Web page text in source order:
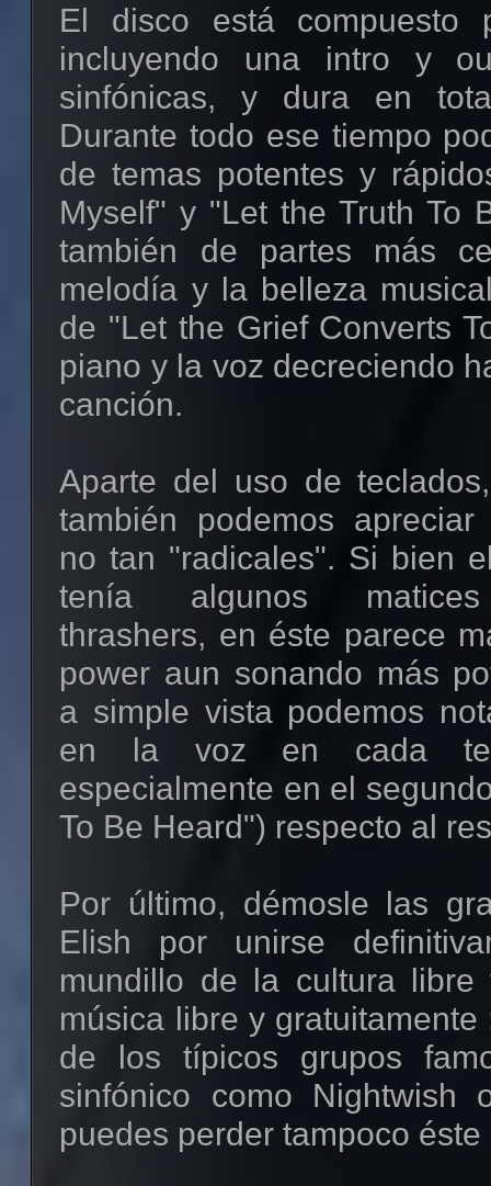
El disco está compuesto
incluyendo una intro y
sinfónicas, y dura en
Durante todo ese tiempo
de temas potentes y
Myself" y "Let the Truth To
también de partes más
melodía y la belleza
de "Let the Grief Converts
piano y la voz decreciendo
canción.
Aparte del uso de
también podemos
no tan "radicales". Si bien
tenía algunos matices
thrashers, en éste parece
power aun sonando más
a simple vista podemos
en la voz en cada
especialmente en el
To Be Heard") respecto al
Por último, démosle las
Elish por unirse
mundillo de la cultura libre
música libre y gratuitamente
de los típicos grupos
sinfónico como Nightwish
puedes perder tampoco éste